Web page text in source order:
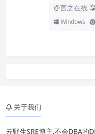
@言之在线
Windows
关于我们
云野生SRE博主,不会DBA的